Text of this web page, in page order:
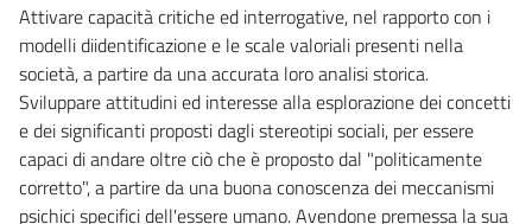
Attivare capacità critiche ed interrogative, nel rapporto con i
modelli diidentificazione e le scale valoriali presenti nella
società, a partire da una accurata loro analisi storica.
Sviluppare attitudini ed interesse alla esplorazione dei concetti
e dei significanti proposti dagli stereotipi sociali, per essere
capaci di andare oltre ciò che è proposto dal "politicamente
corretto", a partire da una buona conoscenza dei meccanismi
psichici specifici dell'essere umano. Avendone premessa la sua